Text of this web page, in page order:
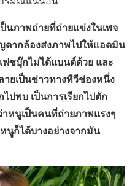
นภาพถ่ายที่ถ่ายแข่งในเพจ
ตากล้องส่งภาพไปให้แอดมิน
ฟซบุ๊กไม่ได้แบนด์ด้วย และ
ยเป็นข่าวทางทีวีช่องหนึ่ง
ปพบ เป็นการเรียกไปตัก
หนูเป็นคนที่ถ่ายภาพแรงๆ
นูก็ได้บางอย่างจากมัน